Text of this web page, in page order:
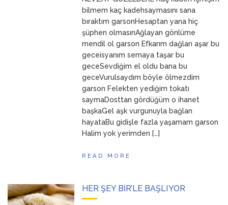
ANNEMbilmem kaç kadehsaymasını sana
bıraktım garsonHesaptan yana hiç
şüphen olmasınAğlayan gönlüme
mendil ol garson Efkarım dağları aşar bu
geceisyanım semaya taşar bu
geceSevdiğim el oldu bana bu
geceVurulsaydım böyle ölmezdim
garson Felekten yediğim tokatı
saymaDosttan gördüğüm o ihanet
başkaGel aşk vurgunuyla bağlan
hayataBu gidişle fazla yaşamam garson
Halim yok yerimden […]
READ MORE
HER ŞEY BİR’LE BAŞLIYOR